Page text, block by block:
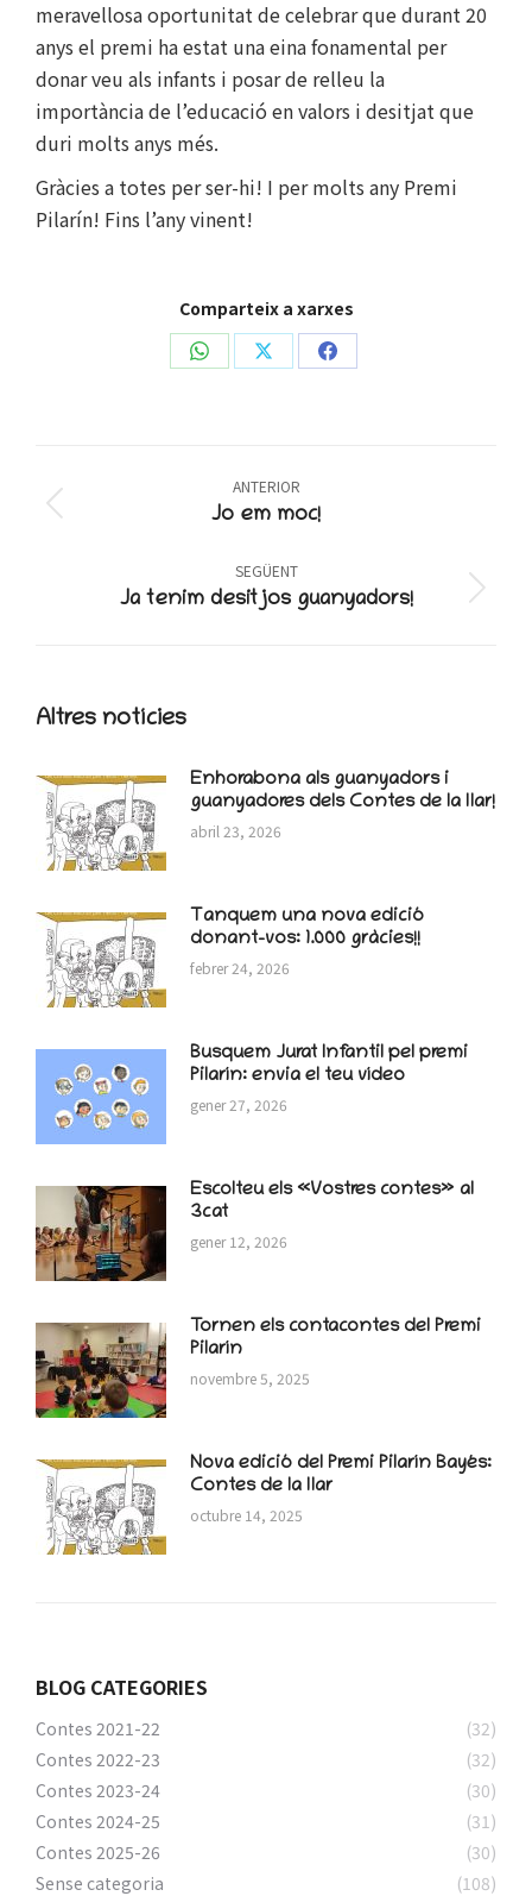
meravellosa oportunitat de celebrar que durant 20
anys el premi ha estat una eina fonamental per
donar veu als infants i posar de relleu la
importància de l’educació en valors i desitjat que
duri molts anys més.
Gràcies a totes per ser-hi! I per molts any Premi
Pilarín! Fins l’any vinent!
Comparteix a xarxes
Share Share Share
navigation
ANTERIOR
Previous
Jo em moc!
SEGÜENT
Next
Ja tenim desitjos guanyadors!
Altres notícies
Enhorabona als guanyadors i
guanyadores dels Contes de la llar!
abril 23, 2026
Tanquem una nova edició
donant-vos: 1.000 gràcies!!
febrer 24, 2026
Busquem Jurat Infantil pel premi
Pilarín: envia el teu vídeo
gener 27, 2026
Escolteu els «Vostres contes» al
3cat
gener 12, 2026
Tornen els contacontes del Premi
Pilarín
novembre 5, 2025
Nova edició del Premi Pilarín Bayés:
Contes de la llar
octubre 14, 2025
BLOG CATEGORIES
Contes 2021-22
(32)
Contes 2022-23
(32)
Contes 2023-24
(30)
Contes 2024-25
(31)
Contes 2025-26
(30)
Sense categoria
(108)